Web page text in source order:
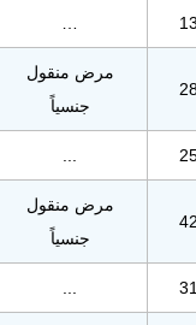
مرض منقول
جنسياً
مرض منقول
جنسياً